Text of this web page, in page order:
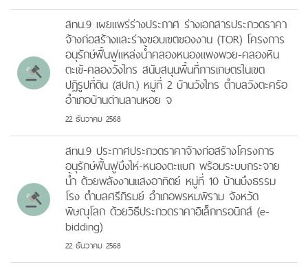
สทน.9 เผยแพร่ร่างประกาศ ร่างเอกสารประกวดราคา
จ้างก่อสร้างและร่างขอบเขตของงาน (TOR) โครงการ
อนุรักษ์ฟื้นฟูแหล่งน้ำคลองหนองแพงพวย-คลองหิน
ตะเข้-คลองวังไทร สนับสนุนพื้นที่การเกษตรในเขต
ปฏิรูปที่ดิน (สปก.) หมู่ที่ 2 บ้านวังไทร ตำบลวังตะคร้อ
อำเภอบ้านด่านลานหอย จ
22 ธันวาคม 2568
สทน.9 ประกาศประกวดราคาจ้างก่อสร้างโครงการ
อนุรักษ์ฟื้นฟูบึงไห่-หนองตะแบก พร้อมระบบกระจาย
น้ำ ด้วยพลังงานแสงอาทิตย์ หมู่ที่ 10 บ้านบึงธรรม
โรง ตำบลศรีภิรมย์ อำเภอพรหมพิราม จังหวัด
พิษณุโลก ด้วยวิธีประกวดราคาอิเล็กทรอนิกส์ (e-
bidding)
22 ธันวาคม 2568